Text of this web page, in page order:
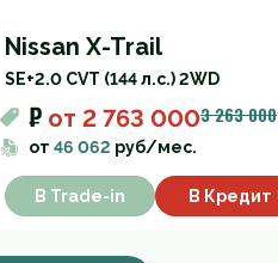
Nissan X-Trail
SE+2.0 CVT (144 л.с.) 2WD
₽ от 2 763 0003 263 000
от 46 062 руб/мес.
В Trade-in В Кредит